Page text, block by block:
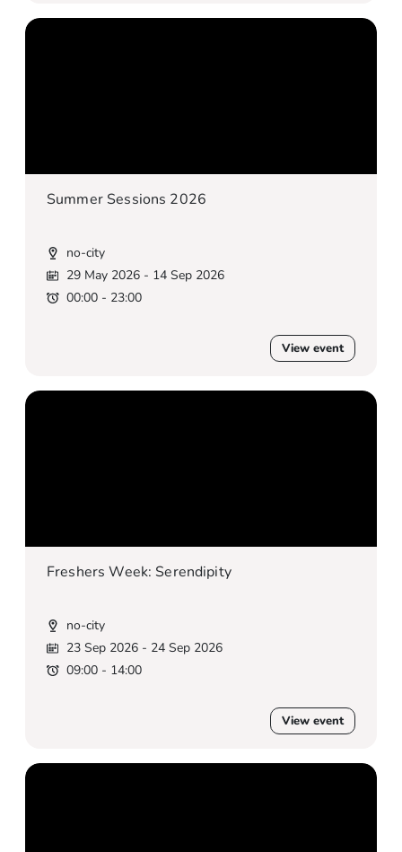
Summer Sessions 2026
no-city
29 May 2026 - 14 Sep 2026
00:00 - 23:00
View event
Freshers Week: Serendipity
no-city
23 Sep 2026 - 24 Sep 2026
09:00 - 14:00
View event